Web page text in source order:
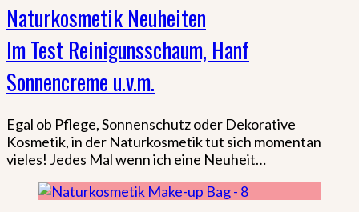
Naturkosmetik Neuheiten
Im Test Reinigunsschaum, Hanf
Sonnencreme u.v.m.
Egal ob Pflege, Sonnenschutz oder Dekorative
Kosmetik, in der Naturkosmetik tut sich momentan
vieles! Jedes Mal wenn ich eine Neuheit…